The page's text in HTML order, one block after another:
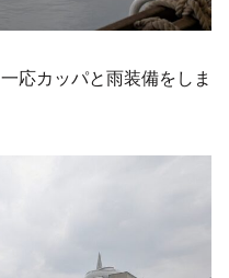
応カッパと雨装備をしま